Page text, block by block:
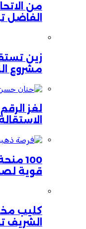
من
الفاضل
زين
مشروع
100
قوية
كليب
الشريف